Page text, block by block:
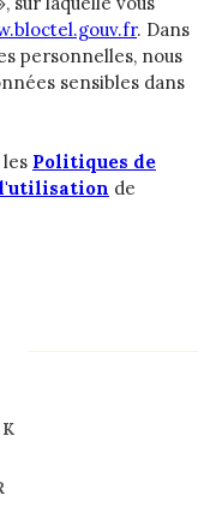
. Dans
personnelles, nous
sensibles dans
Politiques de
de